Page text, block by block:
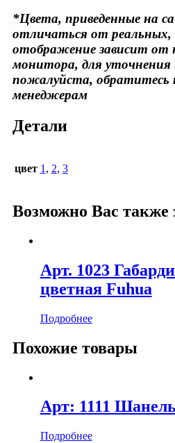
*Цвета, приведенные на
отличаться от реальных,
отображение зависит от
монитора, для уточнения
пожалуйста,
менеджерам
Детали
цвет 1 , 2, 3
Возможно Вас также
Арт. 1023
цветная Fuhua
Подробнее
Похожие товары
Арт: 1111
Подробнее